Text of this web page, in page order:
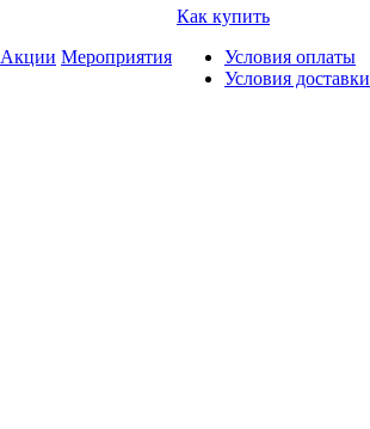
Акции Мероприятия
Как купить
Условия оплаты
Условия доставки